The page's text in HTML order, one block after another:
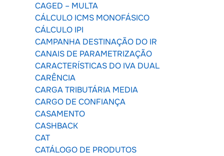
CAGED – MULTA
CÁLCULO ICMS MONOFÁSICO
CÁLCULO IPI
CAMPANHA DESTINAÇÃO DO IR
CANAIS DE PARAMETRIZAÇÃO
CARACTERÍSTICAS DO IVA DUAL
CARÊNCIA
CARGA TRIBUTÁRIA MEDIA
CARGO DE CONFIANÇA
CASAMENTO
CASHBACK
CAT
CATÁLOGO DE PRODUTOS